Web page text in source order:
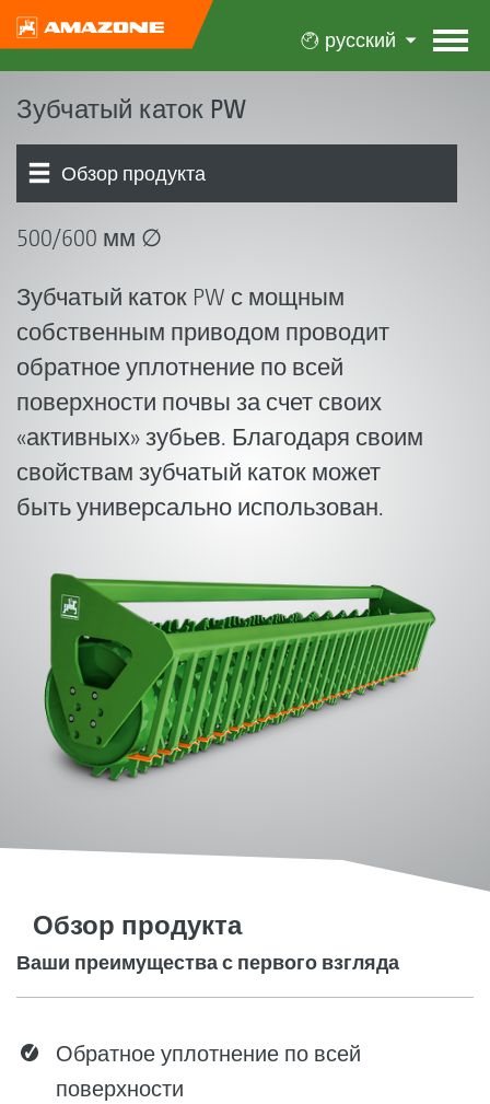
русский
Зубчатый каток PW
Обзор продукта
500/600 мм ∅
Зубчатый каток PW с мощным
собственным приводом проводит
обратное уплотнение по всей
поверхности почвы за счет своих
«активных» зубьев. Благодаря своим
свойствам зубчатый каток может
быть универсально использован.
Обзор продукта
Ваши преимущества с первого взгляда
Обратное уплотнение по всей
поверхности